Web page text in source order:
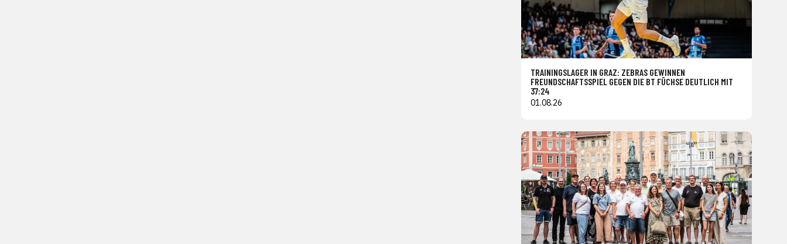
TRAININGSLAGER IN GRAZ: ZEBRAS GEWINNEN
FREUNDSCHAFTSSPIEL GEGEN DIE BT FÜCHSE DEUTLICH MIT
37:24
01.08.26